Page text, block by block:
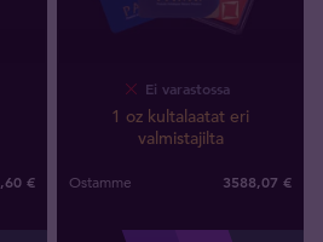
,60 €
Ei varastossa
1 oz kultalaatat eri
valmistajilta
Ostamme 3588,07 €